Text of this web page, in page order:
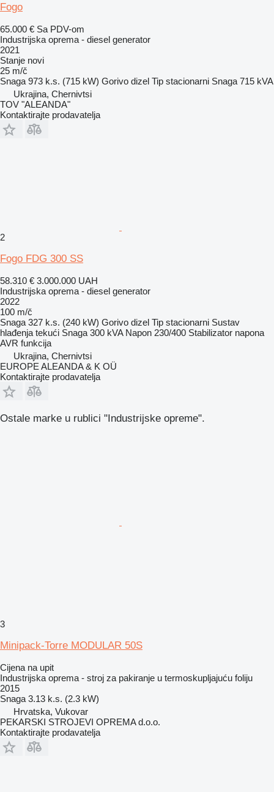
Fogo
65.000 € Sa PDV-om
Industrijska oprema - diesel generator
2021
Stanje novi
25 m/č
Snaga 973 k.s. (715 kW) Gorivo dizel Tip stacionarni Snaga 715 kVA
Ukrajina, Chernivtsi
TOV "ALEANDA"
Kontaktirajte prodavatelja
2
Fogo FDG 300 SS
58.310 € 3.000.000 UAH
Industrijska oprema - diesel generator
2022
100 m/č
Snaga 327 k.s. (240 kW) Gorivo dizel Tip stacionarni Sustav
hlađenja tekući Snaga 300 kVA Napon 230/400 Stabilizator napona
AVR funkcija
Ukrajina, Chernivtsi
EUROPE ALEANDA & K OÜ
Kontaktirajte prodavatelja
Ostale marke u rublici "Industrijske opreme".
3
Minipack-Torre MODULAR 50S
Cijena na upit
Industrijska oprema - stroj za pakiranje u termoskupljajuću foliju
2015
Snaga 3.13 k.s. (2.3 kW)
Hrvatska, Vukovar
PEKARSKI STROJEVI OPREMA d.o.o.
Kontaktirajte prodavatelja